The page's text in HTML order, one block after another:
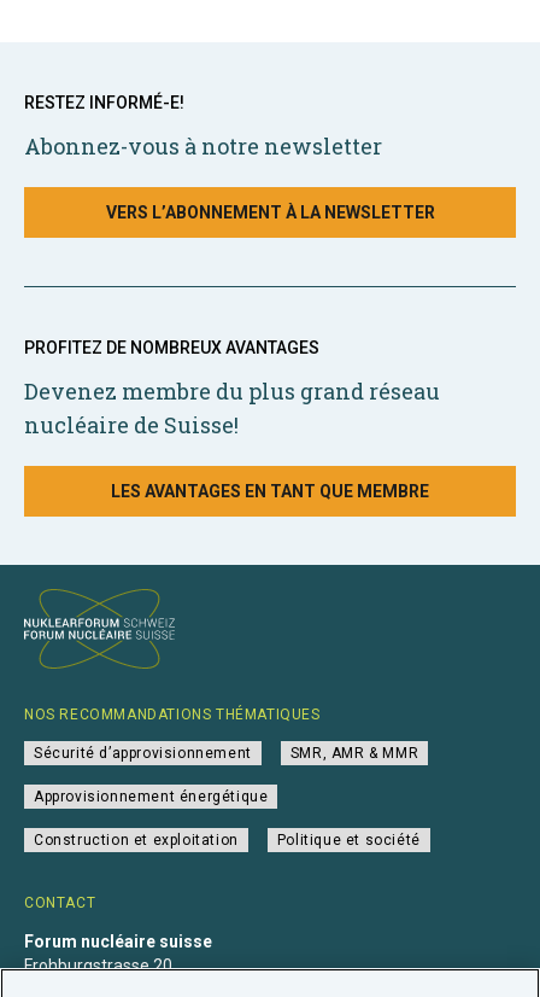
RESTEZ INFORMÉ-E!
Abonnez-vous à notre newsletter
VERS L’ABONNEMENT À LA NEWSLETTER
PROFITEZ DE NOMBREUX AVANTAGES
Devenez membre du plus grand réseau
nucléaire de Suisse!
LES AVANTAGES EN TANT QUE MEMBRE
CONTACT
Forum nucléaire suisse
Frohburgstrasse 20
NOS RECOMMANDATIONS THÉMATIQUES
Sécurité d’approvisionnement SMR, AMR & MMR
Approvisionnement énergétique
Construction et exploitation Politique et société